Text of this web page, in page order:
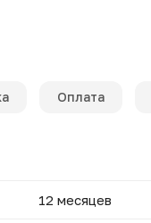
Оплата
12 месяцев